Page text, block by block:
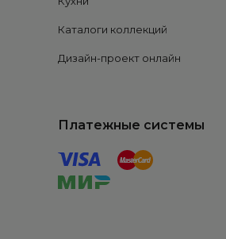
Каталоги коллекций
Дизайн-проект онлайн
Платежные системы